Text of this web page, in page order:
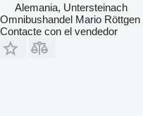
Alemania, Untersteinach
Omnibushandel Mario Röttgen
Contacte con el vendedor